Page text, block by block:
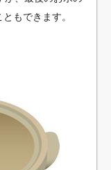
もできます。